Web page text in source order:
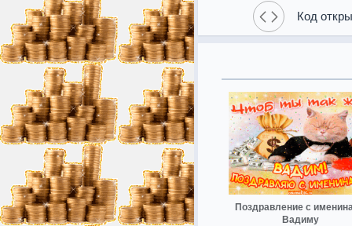
Код
Поздравление с
Вадиму